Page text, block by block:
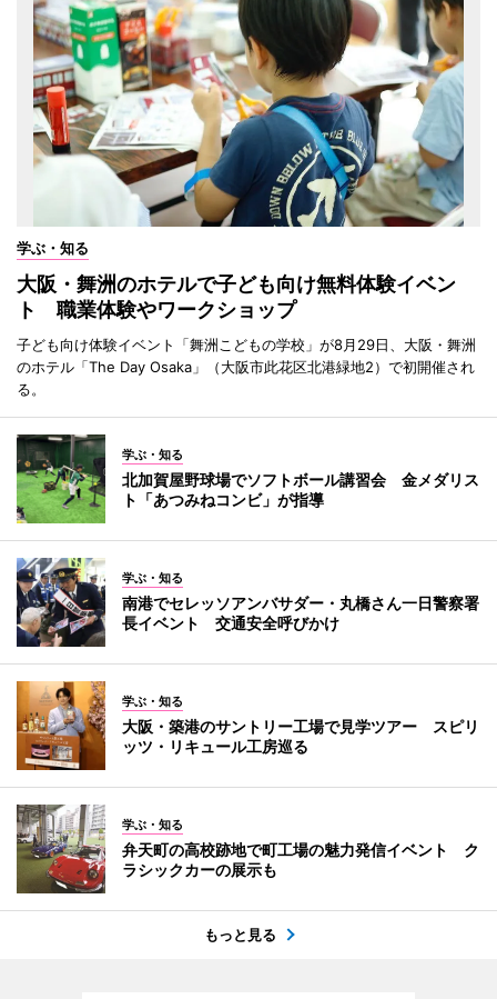
学ぶ・知る
大阪・舞洲のホテルで子ども向け無料体験イベン
ト 職業体験やワークショップ
子ども向け体験イベント「舞洲こどもの学校」が8月29日、大阪・舞洲
のホテル「The Day Osaka」（大阪市此花区北港緑地2）で初開催され
る。
学ぶ・知る
北加賀屋野球場でソフトボール講習会 金メダリス
ト「あつみねコンビ」が指導
学ぶ・知る
南港でセレッソアンバサダー・丸橋さん一日警察署
長イベント 交通安全呼びかけ
学ぶ・知る
大阪・築港のサントリー工場で見学ツアー スピリ
ッツ・リキュール工房巡る
学ぶ・知る
弁天町の高校跡地で町工場の魅力発信イベント ク
ラシックカーの展示も
もっと見る